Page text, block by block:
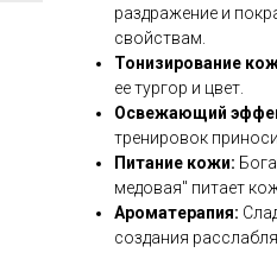
раздражение и
свойствам.
Тонизирование
ее тургор и цвет.
Освежающий
тренировок
Питание кожи:
медовая" питает
Ароматерапия:
создания